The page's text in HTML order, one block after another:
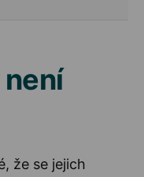
že se jejich